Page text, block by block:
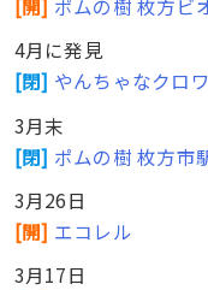
[開] ポムの樹 枚方ビ
4月に発見
[閉] やんちゃなクロ
3月末
[閉] ポムの樹 枚方市
3月26日
[開] エコレル
3月17日